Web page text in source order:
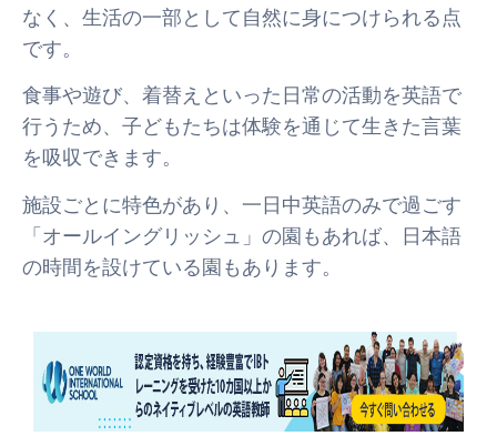
なく、生活の一部として自然に身につけられる点
です。
食事や遊び、着替えといった日常の活動を英語で
行うため、子どもたちは体験を通じて生きた言葉
を吸収できます。
施設ごとに特色があり、一日中英語のみで過ごす
「オールイングリッシュ」の園もあれば、日本語
の時間を設けている園もあります。